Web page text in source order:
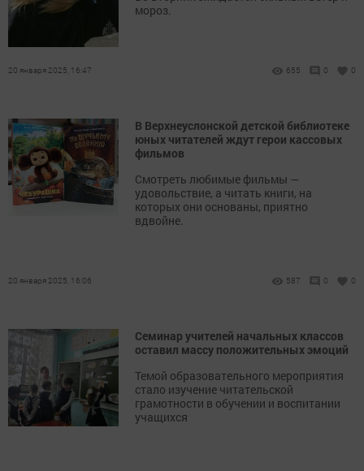
мороз.
20 января 2025, 16:47 655 0 0
В Верхнеуслонской детской библиотеке
юных читателей ждут герои кассовых
фильмов
Смотреть любимые фильмы —
удовольствие, а читать книги, на
которых они основаны, приятно
вдвойне.
20 января 2025, 16:06 587 0 0
Семинар учителей начальных классов
оставил массу положительных эмоций
Темой образовательного мероприятия
стало изучение читательской
грамотности в обучении и воспитании
учащихся